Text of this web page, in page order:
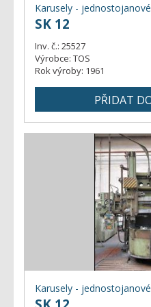
Karusely - jednostojanové
SK 12
Inv. č.: 25527
Výrobce: TOS
Rok výroby: 1961
Karusely - jednostojanové